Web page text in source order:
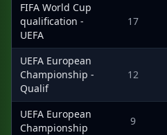
FIFA World Cup
qualification -
UEFA
17
UEFA European
Championship -
Qualif
12
UEFA European
Championship
9